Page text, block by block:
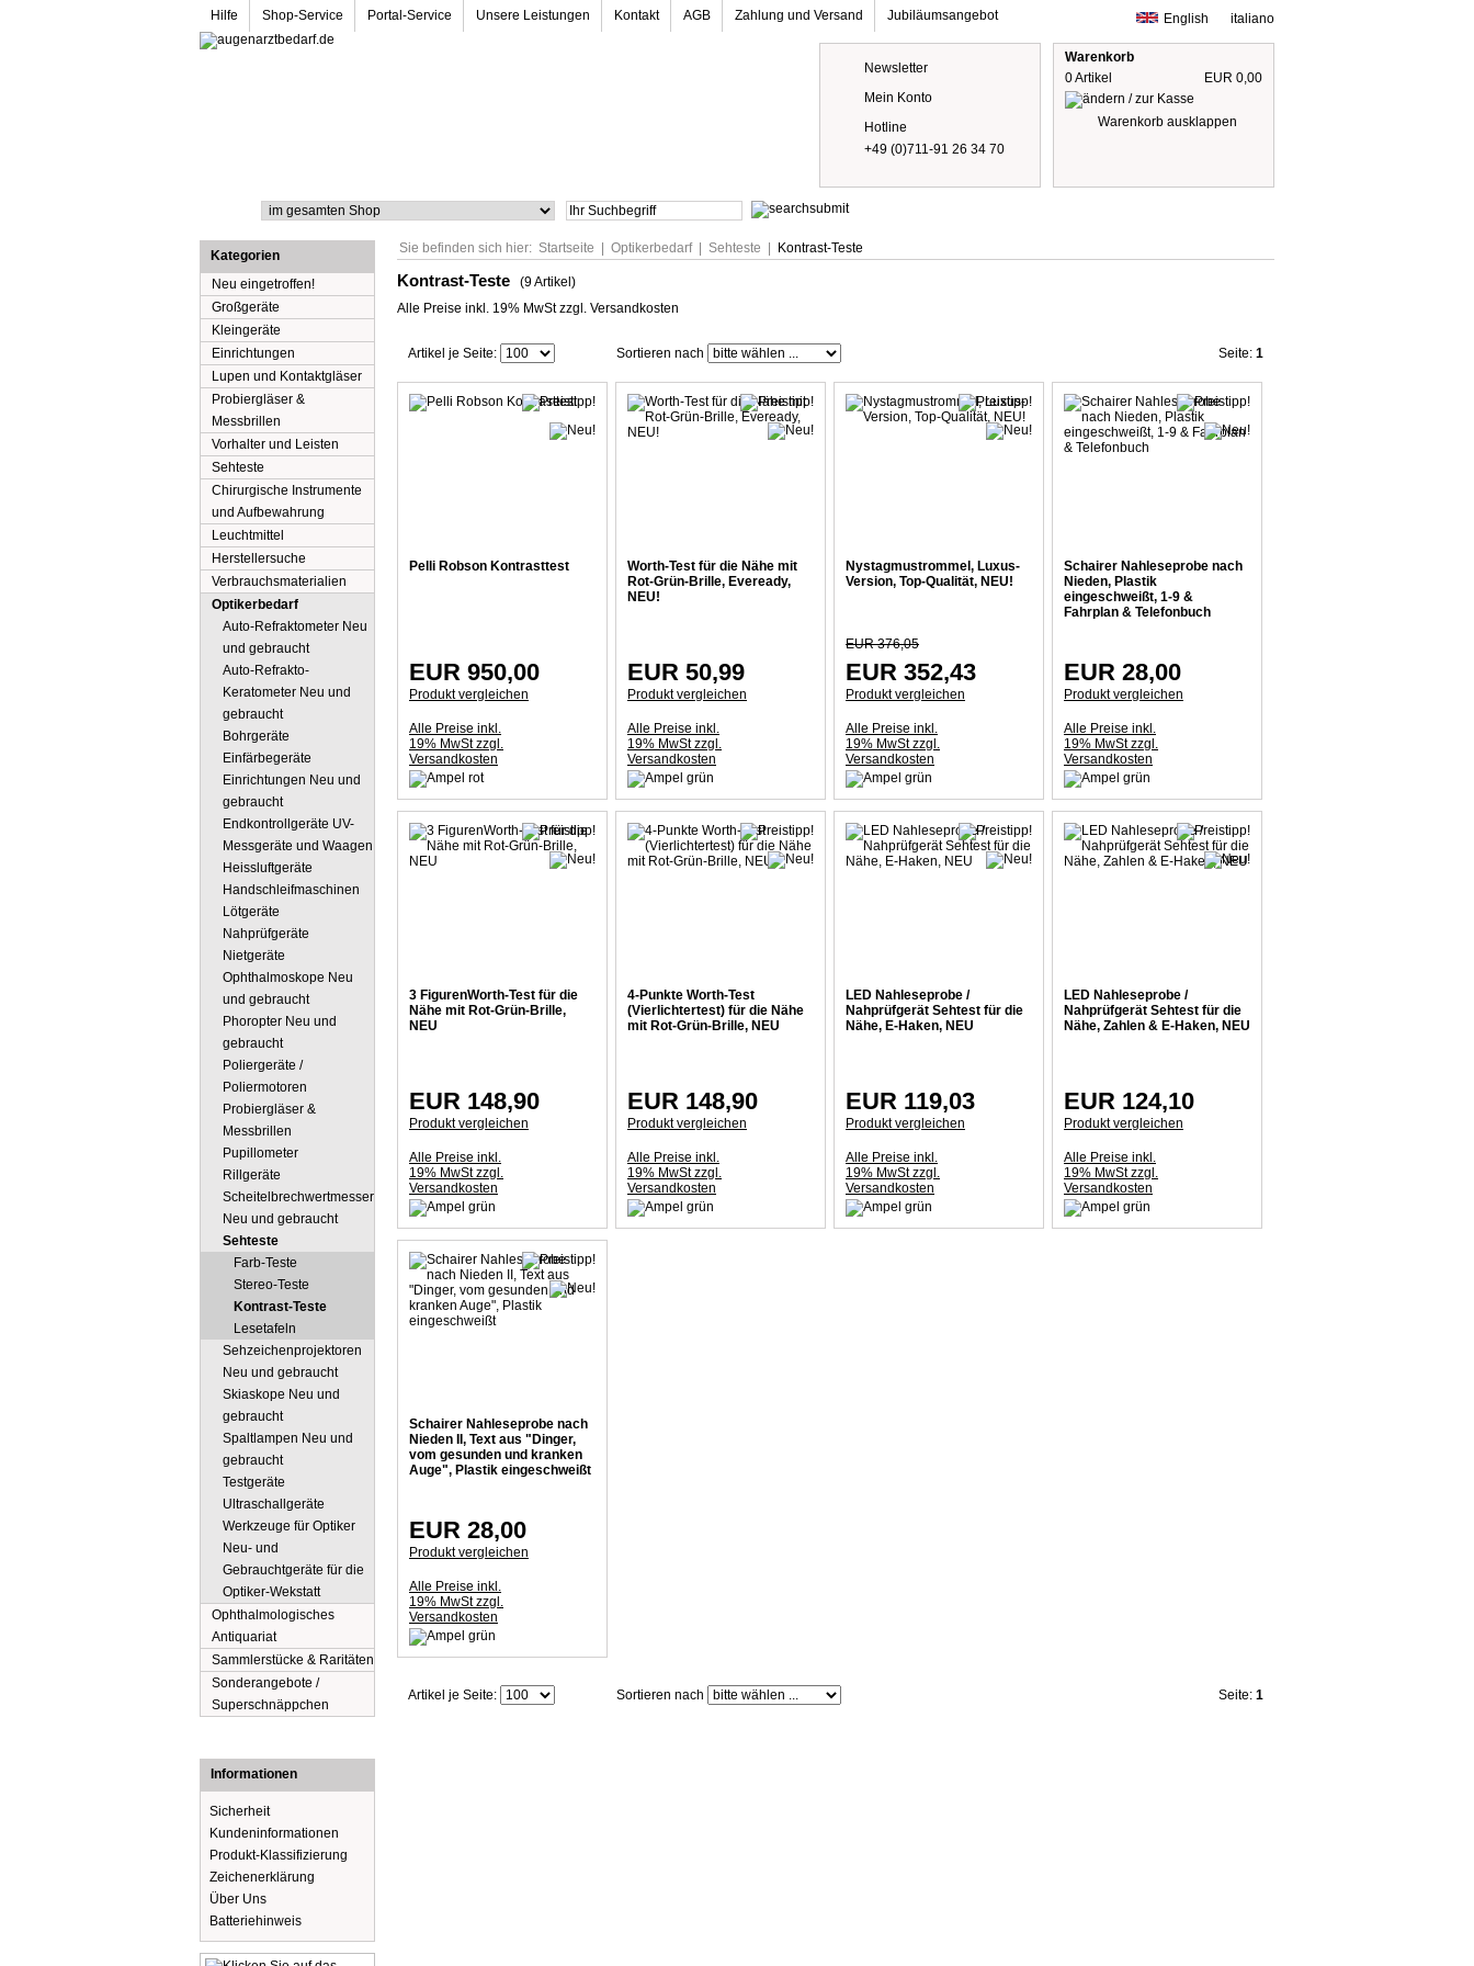
English italiano
Hilfe Shop-Service Portal-Service Unsere Leistungen Kontakt AGB Zahlung und Versand Jubiläumsangebot
Newsletter
Mein Konto
Hotline
+49 (0)711-91 26 34 70
Warenkorb
0 Artikel
EUR 0,00
Warenkorb ausklappen
Sie befinden sich hier: Startseite Optikerbedarf Sehteste Kontrast-Teste
Kontrast-Teste
(9 Artikel)
Alle Preise inkl. 19% MwSt zzgl. Versandkosten
Artikel je Seite: Sortieren nach Seite: 1
Pelli Robson Kontrasttest
EUR 950,00
Produkt vergleichen
Alle Preise inkl.
19% MwSt zzgl.
Versandkosten
Worth-Test für die Nähe mit
Rot-Grün-Brille, Eveready,
NEU!
EUR 50,99
Produkt vergleichen
Alle Preise inkl.
19% MwSt zzgl.
Versandkosten
Nystagmustrommel, Luxus-
Version, Top-Qualität, NEU!
EUR 376,05
EUR 352,43
Produkt vergleichen
Alle Preise inkl.
19% MwSt zzgl.
Versandkosten
Schairer Nahleseprobe nach
Nieden, Plastik
eingeschweißt, 1-9 &
Fahrplan & Telefonbuch
EUR 28,00
Produkt vergleichen
Alle Preise inkl.
19% MwSt zzgl.
Versandkosten
3 FigurenWorth-Test für die
Nähe mit Rot-Grün-Brille,
NEU
EUR 148,90
Produkt vergleichen
Alle Preise inkl.
19% MwSt zzgl.
Versandkosten
4-Punkte Worth-Test
(Vierlichtertest) für die Nähe
mit Rot-Grün-Brille, NEU
EUR 148,90
Produkt vergleichen
Alle Preise inkl.
19% MwSt zzgl.
Versandkosten
LED Nahleseprobe /
Nahprüfgerät Sehtest für die
Nähe, E-Haken, NEU
EUR 119,03
Produkt vergleichen
Alle Preise inkl.
19% MwSt zzgl.
Versandkosten
LED Nahleseprobe /
Nahprüfgerät Sehtest für die
Nähe, Zahlen & E-Haken, NEU
EUR 124,10
Produkt vergleichen
Alle Preise inkl.
19% MwSt zzgl.
Versandkosten
Schairer Nahleseprobe nach
Nieden II, Text aus "Dinger,
vom gesunden und kranken
Auge", Plastik eingeschweißt
EUR 28,00
Produkt vergleichen
Alle Preise inkl.
19% MwSt zzgl.
Versandkosten
Artikel je Seite: Sortieren nach Seite: 1
Kategorien
Neu eingetroffen!
Großgeräte
Kleingeräte
Einrichtungen
Lupen und Kontaktgläser
Probiergläser &
Messbrillen
Vorhalter und Leisten
Sehteste
Chirurgische Instrumente
und Aufbewahrung
Leuchtmittel
Herstellersuche
Verbrauchsmaterialien
Optikerbedarf
Auto-Refraktometer Neu
und gebraucht
Auto-Refrakto-
Keratometer Neu und
gebraucht
Bohrgeräte
Einfärbegeräte
Einrichtungen Neu und
gebraucht
Endkontrollgeräte UV-
Messgeräte und Waagen
Heissluftgeräte
Handschleifmaschinen
Lötgeräte
Nahprüfgeräte
Nietgeräte
Ophthalmoskope Neu
und gebraucht
Phoropter Neu und
gebraucht
Poliergeräte /
Poliermotoren
Probiergläser &
Messbrillen
Pupillometer
Rillgeräte
Scheitelbrechwertmesser
Neu und gebraucht
Sehteste
Farb-Teste
Stereo-Teste
Kontrast-Teste
Lesetafeln
Sehzeichenprojektoren
Neu und gebraucht
Skiaskope Neu und
gebraucht
Spaltlampen Neu und
gebraucht
Testgeräte
Ultraschallgeräte
Werkzeuge für Optiker
Neu- und
Gebrauchtgeräte für die
Optiker-Wekstatt
Ophthalmologisches
Antiquariat
Sammlerstücke & Raritäten
Sonderangebote /
Superschnäppchen
Informationen
Sicherheit
Kundeninformationen
Produkt-Klassifizierung
Zeichenerklärung
Über Uns
Batteriehinweis